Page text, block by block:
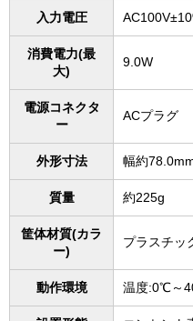
入力電圧
消費電力(最
大)
9.0W
電源コネクタ
ー
ACプラグ
外形寸法 幅約
質量 約225g
筐体材質(カラ
ー)
プラスチッ
動作環境 温度:0℃～